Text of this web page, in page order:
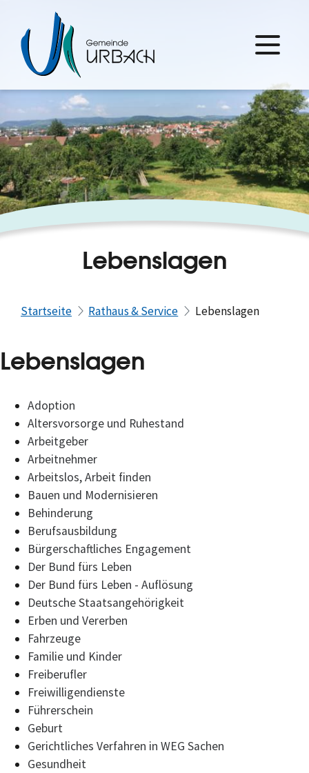
Lebenslagen
Startseite Rathaus & Service Lebenslagen
Lebenslagen
Adoption
Altersvorsorge und Ruhestand
Arbeitgeber
Arbeitnehmer
Arbeitslos, Arbeit finden
Bauen und Modernisieren
Behinderung
Berufsausbildung
Bürgerschaftliches Engagement
Der Bund fürs Leben
Der Bund fürs Leben - Auflösung
Deutsche Staatsangehörigkeit
Erben und Vererben
Fahrzeuge
Familie und Kinder
Freiberufler
Freiwilligendienste
Führerschein
Geburt
Gerichtliches Verfahren in WEG Sachen
Gesundheit